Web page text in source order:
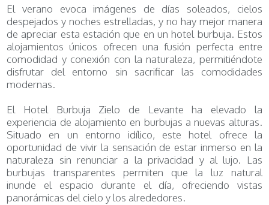
El verano evoca imágenes de días soleados, cielos
despejados y noches estrelladas, y no hay mejor manera
de apreciar esta estación que en un hotel burbuja. Estos
alojamientos únicos ofrecen una fusión perfecta entre
comodidad y conexión con la naturaleza, permitiéndote
disfrutar del entorno sin sacrificar las comodidades
modernas.
El Hotel Burbuja Zielo de Levante ha elevado la
experiencia de alojamiento en burbujas a nuevas alturas.
Situado en un entorno idílico, este hotel ofrece la
oportunidad de vivir la sensación de estar inmerso en la
naturaleza sin renunciar a la privacidad y al lujo. Las
burbujas transparentes permiten que la luz natural
inunde el espacio durante el día, ofreciendo vistas
panorámicas del cielo y los alrededores.